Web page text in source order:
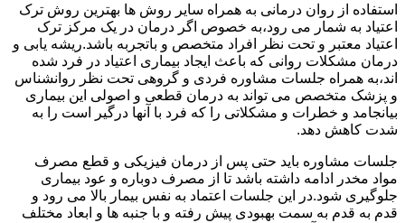
استفاده از روان درمانی به همراه سایر روش ها بهترین روش ترک
اعتیاد به شمار می رود،به خصوص اگر درمان در یک مرکز ترک
اعتیاد معتبر و تحت نظر افراد متخصص و باتجربه باشد.ریشه یابی و
درمان مشکلات روانی که باعث ایجاد بیماری اعتیاد در فرد شده
اند،به همراه جلسات مشاوره فردی و گروهی تحت نظر روانشناس
و پزشک متخصص می تواند به درمان قطعی و اصولی این بیماری
بیانجامد و خطرات و مشکلاتی را که فرد با آنها درگیر است را به
شدت کاهش دهد.
جلسات مشاوره باید حتی پس از درمان فیزیکی و قطع مصرف
مواد مخدر ادامه داشته باشد تا از مصرف دوباره و عود بیماری
جلوگیری شود.در این جلسات اعتماد به نفس بیمار بالا می رود و
قدم به قدم به سمت بهبودی پیش رفته و با جنبه ها و ابعاد مختلف